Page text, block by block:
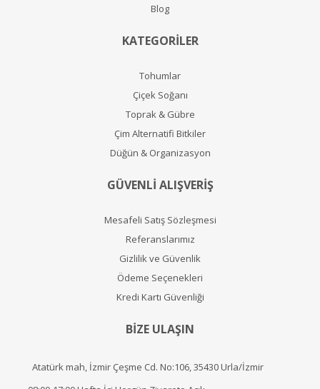
Blog
KATEGORİLER
Tohumlar
Çiçek Soğanı
Toprak & Gübre
Çim Alternatifi Bitkiler
Düğün & Organizasyon
GÜVENLİ ALIŞVERİŞ
Mesafeli Satış Sözleşmesi
Referanslarımız
Gizlilik ve Güvenlik
Ödeme Seçenekleri
Kredi Kartı Güvenliği
BİZE ULAŞIN
Atatürk mah, İzmir Çeşme Cd. No:106, 35430 Urla/İzmir